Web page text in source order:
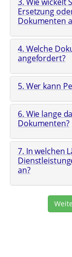
3. Wie wickelt
Ersetzung
Dokumenten
4. Welche
angefordert?
5. Wer kann
6. Wie lange
Dokumenten?
7. In welchen
an?